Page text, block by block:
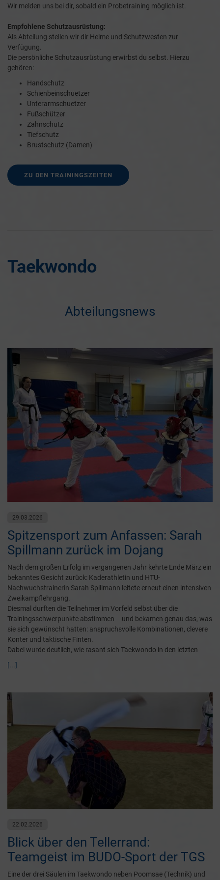
Wir melden uns bei dir, sobald ein Probetraining möglich ist.
Empfohlene Schutzausrüstung:
Als Abteilung stellen wir dir Helme und Schutzwesten zur
Verfügung.
Die persönliche Schutzausrüstung erwirbst du selbst. Hierzu
gehören:
Handschutz
Schienbeinschuetzer
Unterarmschuetzer
Fußschützer
Zahnschutz
Tiefschutz
Brustschutz (Damen)
ZU DEN TRAININGSZEITEN
Taekwondo
Abteilungsnews
29.03.2026
Spitzensport zum Anfassen: Sarah
Spillmann zurück im Dojang
Nach dem großen Erfolg im vergangenen Jahr kehrte Ende März ein
bekanntes Gesicht zurück: Kaderathletin und HTU-
Nachwuchstrainerin Sarah Spillmann leitete erneut einen intensiven
Zweikampflehrgang.
Diesmal durften die Teilnehmer im Vorfeld selbst über die
Trainingsschwerpunkte abstimmen – und bekamen genau das, was
sie sich gewünscht hatten: anspruchsvolle Kombinationen, clevere
Konter und taktische Finten.
Dabei wurde deutlich, wie rasant sich Taekwondo in den letzten
[...]
22.02.2026
Blick über den Tellerrand:
Teamgeist im BUDO-Sport der TGS
Eine der drei Säulen im Taekwondo neben Poomsae (Technik) und